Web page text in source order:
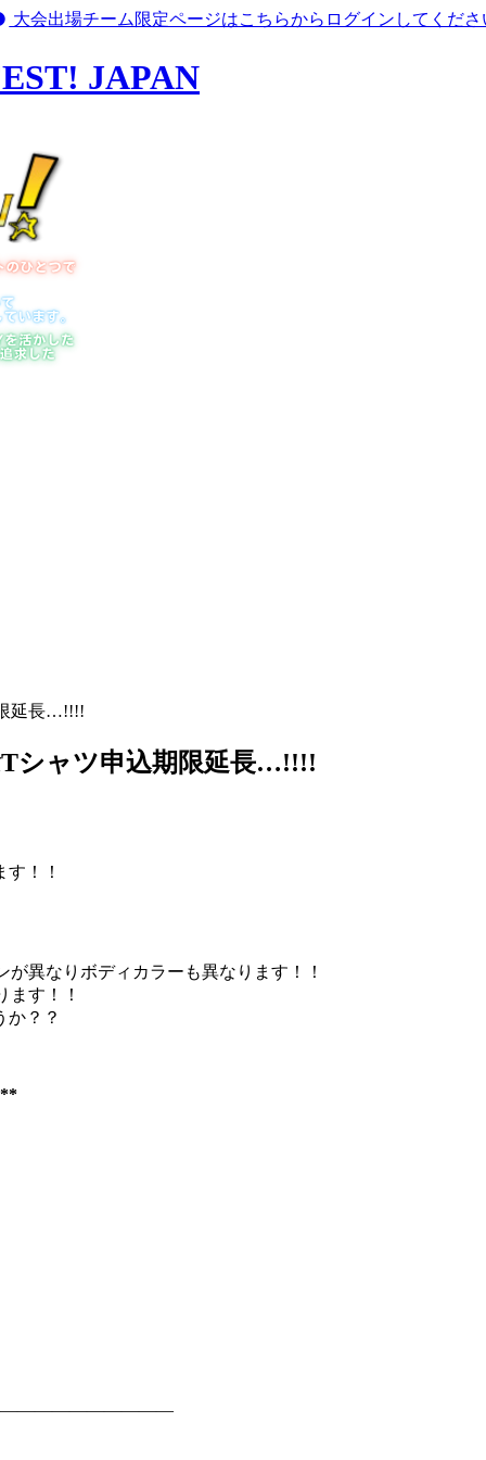
大会出場チーム限定ページはこちらからログインしてくださ
JAPAN
延長…!!!!
Tシャツ申込期限延長…!!!!
！！
異なりボディカラーも異なります！！
す！！
？？